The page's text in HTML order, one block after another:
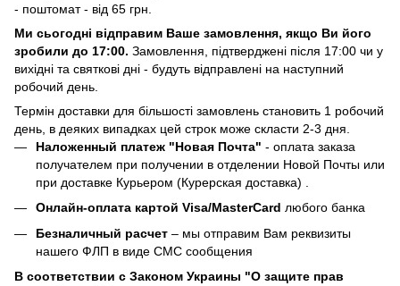
- поштомат - від 65 грн.
Ми сьогодні відправим Ваше замовлення, якщо Ви його
зробили до 17:00. Замовлення, підтверджені після 17:00 чи у
вихідні та святкові дні - будуть відправлені на наступний
робочий день.
Термін доставки для більшості замовлень становить 1 робочий
день, в деяких випадках цей строк може скласти 2-3 дня.
Наложенный платеж "Новая Почта" - оплата заказа
получателем при получении в отделении Новой Почты или
при доставке Курьером (Курерская доставка) .
Онлайн-оплата картой Visa/MasterCard любого банка
Безналичный расчет – мы отправим Вам реквизиты
нашего ФЛП в виде СМС сообщения
В соответствии с Законом Украины "О защите прав